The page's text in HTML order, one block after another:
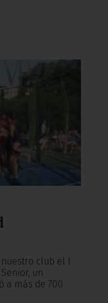
club el I
un
a más de 700